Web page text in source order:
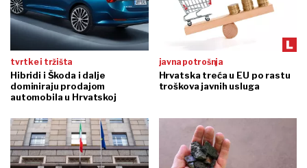
tvrtke i tržišta
Hibridi i Škoda i dalje
dominiraju prodajom
automobila u Hrvatskoj
javna potrošnja
Hrvatska treća u EU po rastu
troškova javnih usluga